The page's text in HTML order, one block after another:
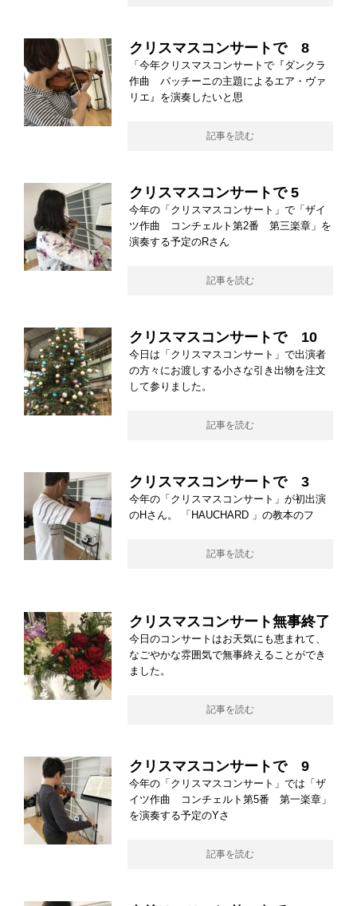
クリスマスコンサートで 8
「今年クリスマスコンサートで『ダンクラ
作曲 パッチーニの主題によるエア・ヴァ
リエ』を演奏したいと思
記事を読む
クリスマスコンサートで 5
今年の「クリスマスコンサート」で「ザイ
ツ作曲 コンチェルト第2番 第三楽章」を
演奏する予定のRさん
記事を読む
クリスマスコンサートで 10
今日は「クリスマスコンサート」で出演者
の方々にお渡しする小さな引き出物を注文
して参りました。
記事を読む
クリスマスコンサートで 3
今年の「クリスマスコンサート」が初出演
のHさん。 「HAUCHARD 」の教本のフ
記事を読む
クリスマスコンサート無事終了
今日のコンサートはお天気にも恵まれて、
なごやかな雰囲気で無事終えることができ
ました。
記事を読む
クリスマスコンサートで 9
今年の「クリスマスコンサート」では「ザ
イツ作曲 コンチェルト第5番 第一楽章」
を演奏する予定のYさ
記事を読む